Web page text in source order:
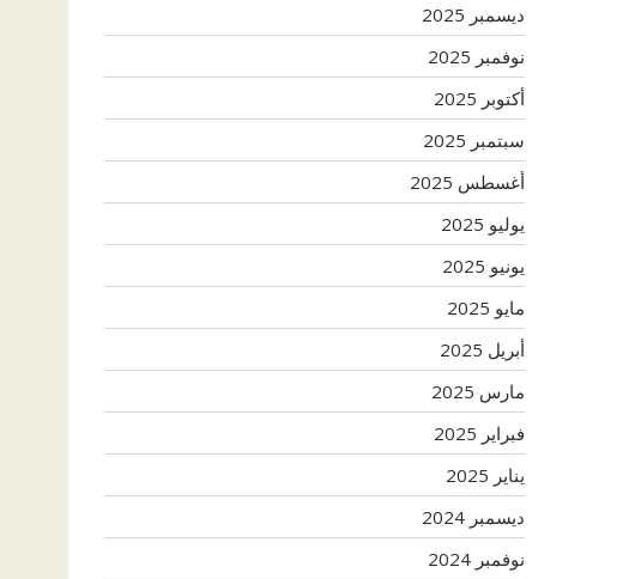
ديسمبر 2025
نوفمبر 2025
أكتوبر 2025
سبتمبر 2025
أغسطس 2025
يوليو 2025
يونيو 2025
مايو 2025
أبريل 2025
مارس 2025
فبراير 2025
يناير 2025
ديسمبر 2024
نوفمبر 2024